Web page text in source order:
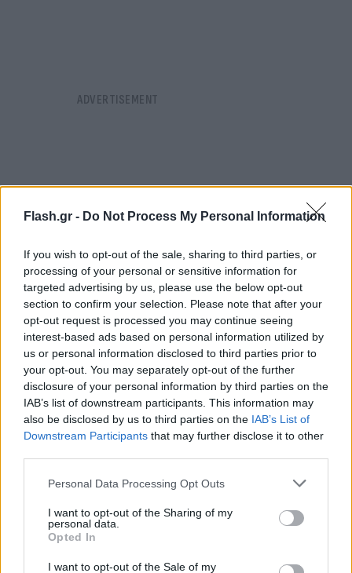
Flash.gr - Do Not Process My Personal Information
If you wish to opt-out of the sale, sharing to third parties, or
processing of your personal or sensitive information for
targeted advertising by us, please use the below opt-out
section to confirm your selection. Please note that after your
opt-out request is processed you may continue seeing
interest-based ads based on personal information utilized by
us or personal information disclosed to third parties prior to
your opt-out. You may separately opt-out of the further
disclosure of your personal information by third parties on the
IAB’s list of downstream participants. This information may
also be disclosed by us to third parties on the IAB’s List of
Downstream Participants that may further disclose it to other
Please note that this website/app uses one or more Google
not limited to your visit or usage behaviour. You may click to
grant or deny consent to Google and its third-party tags to
use your data for below specified purposes in below Google
consent section.
Personal Data Processing Opt Outs
I want to opt-out of the Sharing of my
personal data.
Opted In
I want to opt-out of the Sale of my
FLASH FOCUS